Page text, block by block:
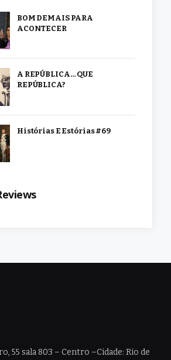
BOM DEMAIS PARA
ACONTECER
A REPÚBLICA… QUE
REPÚBLICA?
Histórias E Estórias #69
55 sala 803 – Centro –Cidade: Rio de